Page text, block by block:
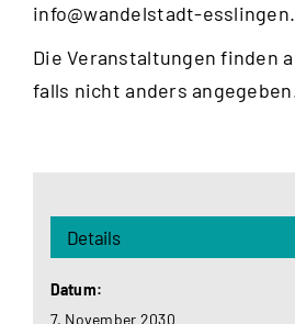
info@wandelstadt-
Die Veranstaltungen finden
falls nicht anders
Details
Datum:
7. November 2030